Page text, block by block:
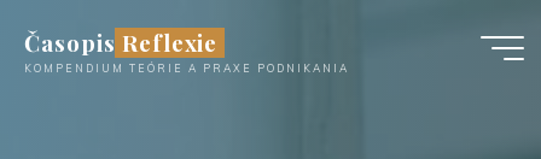
Časopis Reflexie
KOMPENDIUM TEÓRIE A PRAXE PODNIKANIA